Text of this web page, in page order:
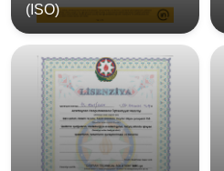
(ISO)